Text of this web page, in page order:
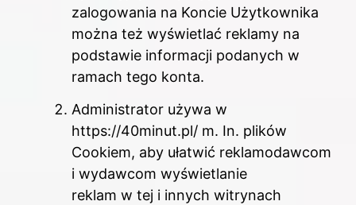
zalogowania na Koncie Użytkownika
można też wyświetlać reklamy na
podstawie informacji podanych w
ramach tego konta.
Administrator używa w
https://40minut.pl/ m. In. plików
Cookiem, aby ułatwić reklamodawcom
i wydawcom wyświetlanie
reklam w tej i innych witrynach